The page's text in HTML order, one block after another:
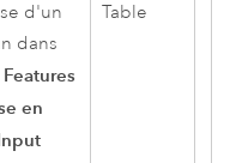
d'un
dans
en
Table